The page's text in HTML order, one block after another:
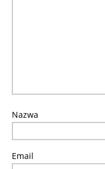
Nazwa
Email